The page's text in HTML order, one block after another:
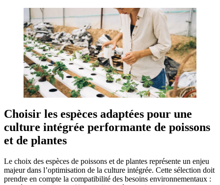
Choisir les espèces adaptées pour une
culture intégrée performante de poissons
et de plantes
Le choix des espèces de poissons et de plantes représente un enjeu
majeur dans l’optimisation de la culture intégrée. Cette sélection doit
prendre en compte la compatibilité des besoins environnementaux :